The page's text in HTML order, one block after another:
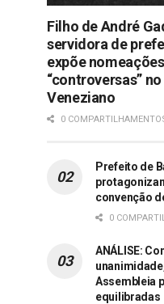
Filho de André
servidora de
expõe nomeações
“controversas”
Veneziano
0
Prefeito de
convenção
0
ANÁLISE:
Assembleia
equilibradas